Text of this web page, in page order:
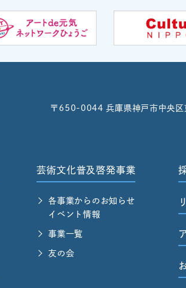
〒650-0044兵庫県神戸市中央
芸術文化普及啓発事業
各事業からのお知らせ
イベント情報
事業一覧
友の会